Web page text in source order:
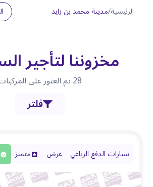
الرئيسية/مدينة محمد بن زايد
مخزوننا لتأجير
28تم العثور على
فلتر
سيارات الدفع الرباعي عرض متميز